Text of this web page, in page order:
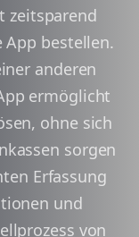
zeitsparend
bestellen.
anderen
ermöglicht
ohne sich
sorgen
Erfassung
und
von